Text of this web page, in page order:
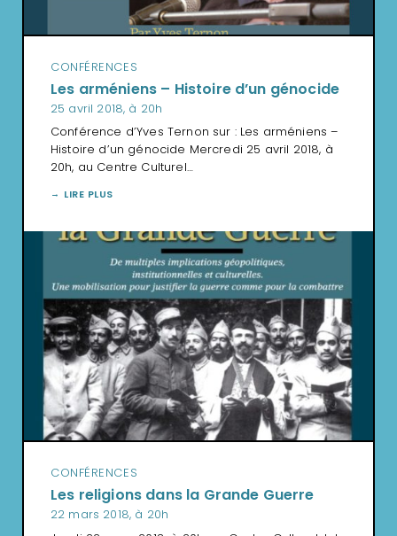
CONFÉRENCES
Les arméniens – Histoire d’un génocide
25 avril 2018, à 20h
Conférence d’Yves Ternon sur : Les arméniens –
Histoire d’un génocide Mercredi 25 avril 2018, à
20h, au Centre Culturel…
LIRE PLUS
CONFÉRENCES
Les religions dans la Grande Guerre
22 mars 2018, à 20h